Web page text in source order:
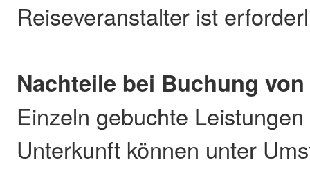
Reiseveranstalter ist
Nachteile bei Buchung
Einzeln gebuchte
Unterkunft können unter